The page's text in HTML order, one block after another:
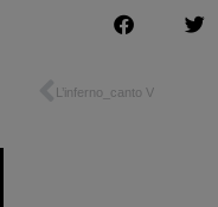
L’inferno_canto V